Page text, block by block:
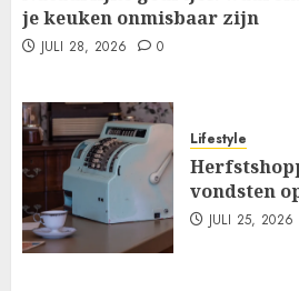
je keuken onmisbaar zijn
JULI 28, 2026 0
Lifestyle
vondsten
JULI 25, 2026